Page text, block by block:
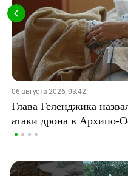
06 августа 2026, 03:42
Глава Геленджика
атаки дрона в Архипо-